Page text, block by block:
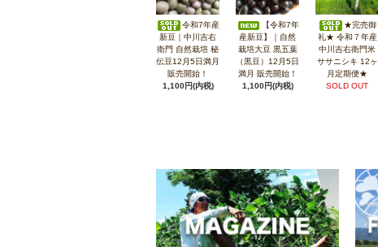
令和7年産
新豆｜中川吉右
衛門 自然栽培 秘
伝豆12月5日満月
販売開始！
1,100円(内税)
【令和7年
産新豆】｜自然
栽培大豆 黒五葉
（黒豆）12月5日
満月 販売開始！
1,100円(内税)
★完売御
礼★ 令和７年産
中川吉右衛門米
ササニシキ 12ヶ
月定期便★
SOLD OUT